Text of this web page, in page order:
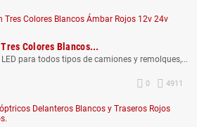
Colores Blancos...
para todos tipos de camiones y remolques,...
4911
0